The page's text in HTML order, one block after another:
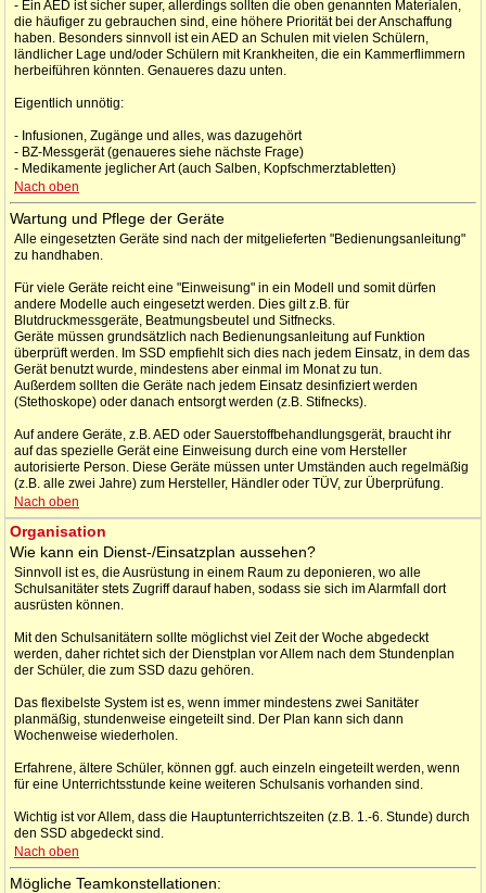
- Ein AED ist sicher super, allerdings sollten die oben genannten Materialen,
die häufiger zu gebrauchen sind, eine höhere Priorität bei der Anschaffung
haben. Besonders sinnvoll ist ein AED an Schulen mit vielen Schülern,
ländlicher Lage und/oder Schülern mit Krankheiten, die ein Kammerflimmern
herbeiführen könnten. Genaueres dazu unten.
Eigentlich unnötig:
- Infusionen, Zugänge und alles, was dazugehört
- BZ-Messgerät (genaueres siehe nächste Frage)
- Medikamente jeglicher Art (auch Salben, Kopfschmerztabletten)
Nach oben
Wartung und Pflege der Geräte
Alle eingesetzten Geräte sind nach der mitgelieferten "Bedienungsanleitung"
zu handhaben.
Für viele Geräte reicht eine "Einweisung" in ein Modell und somit dürfen
andere Modelle auch eingesetzt werden. Dies gilt z.B. für
Blutdruckmessgeräte, Beatmungsbeutel und Sitfnecks.
Geräte müssen grundsätzlich nach Bedienungsanleitung auf Funktion
überprüft werden. Im SSD empfiehlt sich dies nach jedem Einsatz, in dem das
Gerät benutzt wurde, mindestens aber einmal im Monat zu tun.
Außerdem sollten die Geräte nach jedem Einsatz desinfiziert werden
(Stethoskope) oder danach entsorgt werden (z.B. Stifnecks).
Auf andere Geräte, z.B. AED oder Sauerstoffbehandlungsgerät, braucht ihr
auf das spezielle Gerät eine Einweisung durch eine vom Hersteller
autorisierte Person. Diese Geräte müssen unter Umständen auch regelmäßig
(z.B. alle zwei Jahre) zum Hersteller, Händler oder TÜV, zur Überprüfung.
Nach oben
Organisation
Wie kann ein Dienst-/Einsatzplan aussehen?
Sinnvoll ist es, die Ausrüstung in einem Raum zu deponieren, wo alle
Schulsanitäter stets Zugriff darauf haben, sodass sie sich im Alarmfall dort
ausrüsten können.
Mit den Schulsanitätern sollte möglichst viel Zeit der Woche abgedeckt
werden, daher richtet sich der Dienstplan vor Allem nach dem Stundenplan
der Schüler, die zum SSD dazu gehören.
Das flexibelste System ist es, wenn immer mindestens zwei Sanitäter
planmäßig, stundenweise eingeteilt sind. Der Plan kann sich dann
Wochenweise wiederholen.
Erfahrene, ältere Schüler, können ggf. auch einzeln eingeteilt werden, wenn
für eine Unterrichtsstunde keine weiteren Schulsanis vorhanden sind.
Wichtig ist vor Allem, dass die Hauptunterrichtszeiten (z.B. 1.-6. Stunde) durch
den SSD abgedeckt sind.
Nach oben
Mögliche Teamkonstellationen: